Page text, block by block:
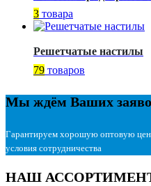
3 товара
Решетчатые настилы
79 товаров
Мы ждём Ваших
Гарантируем хорошую оптовую
условия сотрудничества
НАШ